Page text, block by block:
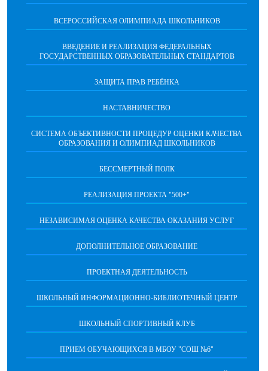
ВСЕРОССИЙСКАЯ ОЛИМПИАДА ШКОЛЬНИКОВ
ВВЕДЕНИЕ И РЕАЛИЗАЦИЯ ФЕДЕРАЛЬНЫХ
ГОСУДАРСТВЕННЫХ ОБРАЗОВАТЕЛЬНЫХ СТАНДАРТОВ
ЗАЩИТА ПРАВ РЕБЁНКА
НАСТАВНИЧЕСТВО
CИСТЕМА ОБЪЕКТИВНОСТИ ПРОЦЕДУР ОЦЕНКИ КАЧЕСТВА
ОБРАЗОВАНИЯ И ОЛИМПИАД ШКОЛЬНИКОВ
БЕССМЕРТНЫЙ ПОЛК
РЕАЛИЗАЦИЯ ПРОЕКТА "500+"
НЕЗАВИСИМАЯ ОЦЕНКА КАЧЕСТВА ОКАЗАНИЯ УСЛУГ
ДОПОЛНИТЕЛЬНОЕ ОБРАЗОВАНИЕ
ПРОЕКТНАЯ ДЕЯТЕЛЬНОСТЬ
ШКОЛЬНЫЙ ИНФОРМАЦИОННО-БИБЛИОТЕЧНЫЙ ЦЕНТР
ШКОЛЬНЫЙ СПОРТИВНЫЙ КЛУБ
ПРИЕМ ОБУЧАЮЩИХСЯ В МБОУ "СОШ №6"